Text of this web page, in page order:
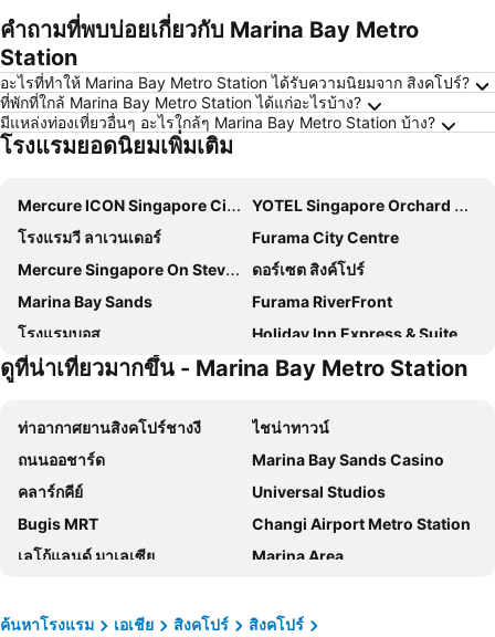
คำถามที่พบบ่อยเกี่ยวกับ Marina Bay Metro
Station
อะไรที่ทำให้ Marina Bay Metro Station ได้รับความนิยมจาก สิงคโปร์?
ที่พักที่ใกล้ Marina Bay Metro Station ได้แก่อะไรบ้าง?
มีแหล่งท่องเที่ยวอื่นๆ อะไรใกล้ๆ Marina Bay Metro Station บ้าง?
โรงแรมยอดนิยมเพิ่มเติม
Mercure ICON Singapore City Centre
YOTEL Singapore Orchard Road
โรงแรมวี ลาเวนเดอร์
Furama City Centre
Mercure Singapore On Stevens
ดอร์เซต สิงค์โปร์
Marina Bay Sands
Furama RiverFront
โรงแรมบอส
Holiday Inn Express & Suites Singapore Novena By Ihg
Andaz Singapore, by Hyatt
Paradox Singapore
ฮิลตัน การ์เดน อินน์ สิงคโปร์ เซรังกูน
Citadines Connect City Centre Singapore
Travelodge Harbourfront Singapore
Hotel Mi Rochor
Hotel NuVe Urbane
โรงแรมเดอะ ฟูลเลอร์ตัน สิงคโปร์
ST Signature Chinatown
Holiday Inn Singapore Orchard City Centre By Ihg
Hotel Mi Bencoolen
Hotel Yan
Hotel 1900 Express Chinatown
โรงแรมคาร์ลตัน สิงคโปร์
ดูที่น่าเที่ยวมากขึ้น - Marina Bay Metro Station
ท่าอากาศยานสิงคโปร์ชางงี
ไชน่าทาวน์
ถนนออชาร์ด
Marina Bay Sands Casino
คลาร์กคีย์
Universal Studios
Bugis MRT
Changi Airport Metro Station
เลโก้แลนด์ มาเลเซีย
Marina Area
สิงค์โปร์เอ็กซ์โป
Bayfront MRT Station
ค้นหาโรงแรม เอเชีย สิงคโปร์
สิงคโปร์